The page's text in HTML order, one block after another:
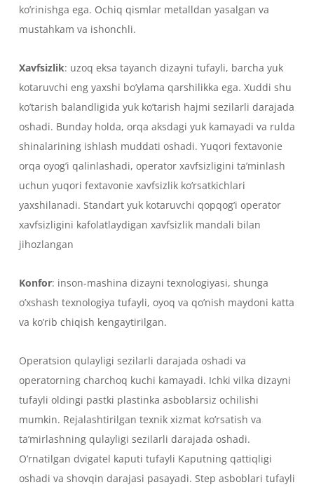
ko’rinishga ega. Ochiq qismlar metalldan yasalgan va
mustahkam va ishonchli.
Xavfsizlik: uzoq eksa tayanch dizayni tufayli, barcha yuk
kotaruvchi eng yaxshi bo’ylama qarshilikka ega. Xuddi shu
ko’tarish balandligida yuk ko’tarish hajmi sezilarli darajada
oshadi. Bunday holda, orqa aksdagi yuk kamayadi va rulda
shinalarining ishlash muddati oshadi. Yuqori fextavonie
orqa oyog’i qalinlashadi, operator xavfsizligini ta’minlash
uchun yuqori fextavonie xavfsizlik ko’rsatkichlari
yaxshilanadi. Standart yuk kotaruvchi qopqog’i operator
xavfsizligini kafolatlaydigan xavfsizlik mandali bilan
jihozlangan
Konfor: inson-mashina dizayni texnologiyasi, shunga
o’xshash texnologiya tufayli, oyoq va qo’nish maydoni katta
va ko’rib chiqish kengaytirilgan.
Operatsion qulayligi sezilarli darajada oshadi va
operatorning charchoq kuchi kamayadi. Ichki vilka dizayni
tufayli oldingi pastki plastinka asboblarsiz ochilishi
mumkin. Rejalashtirilgan texnik xizmat ko’rsatish va
ta’mirlashning qulayligi sezilarli darajada oshadi.
O’rnatilgan dvigatel kaputi tufayli Kaputning qattiqligi
oshadi va shovqin darajasi pasayadi. Step asboblari tufayli